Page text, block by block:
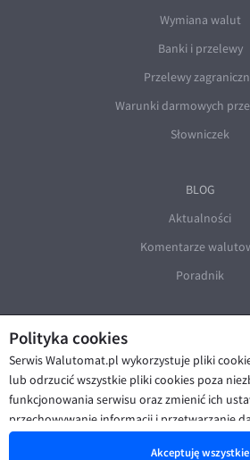
Polityka cookies
Serwis Walutomat.pl wykorzystuje pliki
lub odrzucić wszystkie pliki cookies poza
funkcjonowania serwisu oraz zmienić ich
przechowywanie informacji i przetwarzanie
poprawę funkcjonalności strony oraz
Akceptuję wszystkie
Wymiana walut
Banki i przelewy
Przelewy
Warunki darmowych
Słowniczek
BLOG
Aktualności
Komentarze
Poradnik
© Walutomat 2026 |
Polityka prywatności i cookies |